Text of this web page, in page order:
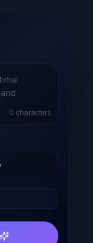
0 characters